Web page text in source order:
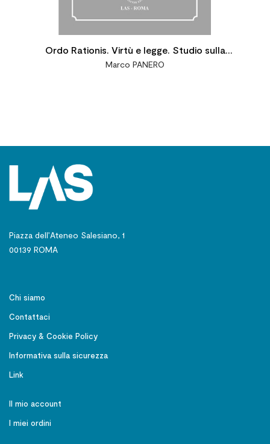
Ordo Rationis. Virtù e legge. Studio sulla
morale tomista della Summa Theologiae
Marco PANERO
Piazza dell’Ateneo Salesiano, 1
00139 ROMA
Chi siamo
Contattaci
Privacy & Cookie Policy
Informativa sulla sicurezza
Link
Il mio account
I miei ordini